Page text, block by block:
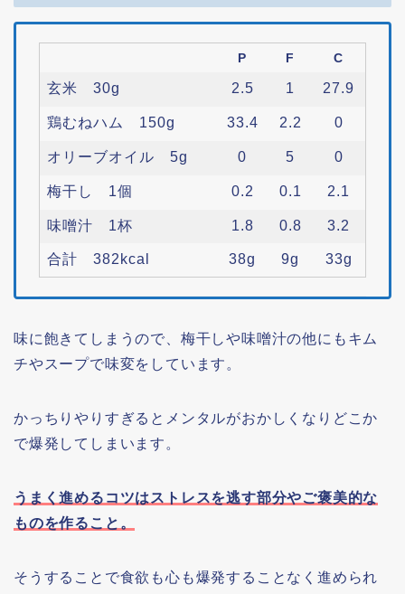
P F C
玄米 30g 2.5 1 27.9
鶏むねハム 150g 33.4 2.2 0
オリーブオイル 5g 0 5 0
梅干し 1個 0.2 0.1 2.1
味噌汁 1杯 1.8 0.8 3.2
合計 382kcal 38g 9g 33g
味に飽きてしまうので、梅干しや味噌汁の他にもキム
チやスープで味変をしています。
かっちりやりすぎるとメンタルがおかしくなりどこか
で爆発してしまいます。
うまく進めるコツはストレスを逃す部分やご褒美的な
ものを作る こと 。
そうすることで食欲も心も爆発することなく進められ